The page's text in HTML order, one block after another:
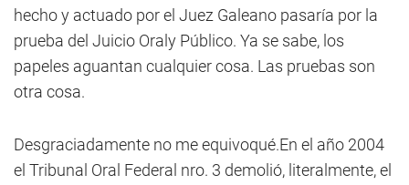
hecho y actuado por el Juez Galeano pasaría por la
prueba del Juicio Oraly Público. Ya se sabe, los
papeles aguantan cualquier cosa. Las pruebas son
otra cosa.
Desgraciadamente no me equivoqué.En el año 2004
el Tribunal Oral Federal nro. 3 demolió, literalmente, el